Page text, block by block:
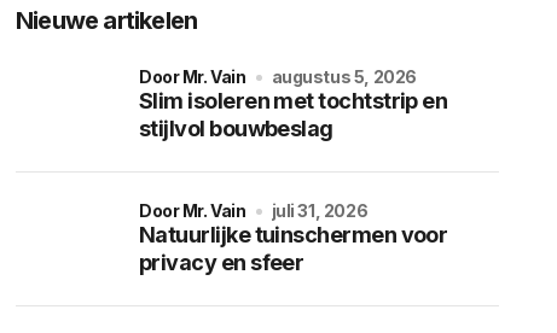
Nieuwe artikelen
Slim isoleren met tochtstrip en
stijlvol bouwbeslag
door Mr. Vain augustus 5, 2026
Natuurlijke tuinschermen voor
privacy en sfeer
door Mr. Vain juli 31, 2026